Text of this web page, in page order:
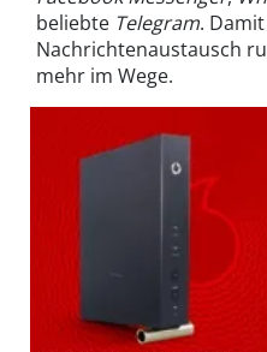
beliebte Telegram.
Nachrichtenaustausch
mehr im Wege.